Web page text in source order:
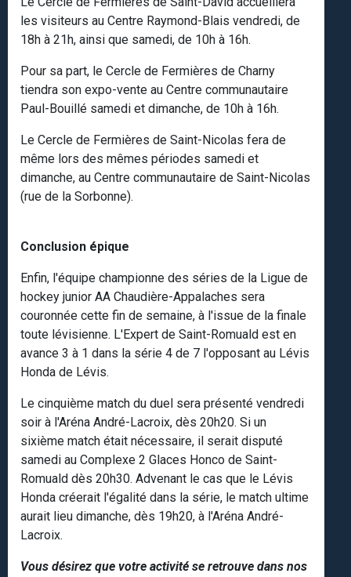
les visiteurs au Centre Raymond-Blais vendredi, de
18h à 21h, ainsi que samedi, de 10h à 16h.
Pour sa part, le Cercle de Fermières de Charny
tiendra son expo-vente au Centre communautaire
Paul-Bouillé samedi et dimanche, de 10h à 16h.
Le Cercle de Fermières de Saint-Nicolas fera de
même lors des mêmes périodes samedi et
dimanche, au Centre communautaire de Saint-Nicolas
(rue de la Sorbonne).
Conclusion épique
Enfin, l'équipe championne des séries de la Ligue de
hockey junior AA Chaudière-Appalaches sera
couronnée cette fin de semaine, à l'issue de la finale
toute lévisienne. L'Expert de Saint-Romuald est en
avance 3 à 1 dans la série 4 de 7 l'opposant au Lévis
Honda de Lévis.
Le cinquième match du duel sera présenté vendredi
soir à l'Aréna André-Lacroix, dès 20h20. Si un
sixième match était nécessaire, il serait disputé
samedi au Complexe 2 Glaces Honco de Saint-
Romuald dès 20h30. Advenant le cas que le Lévis
Honda créerait l'égalité dans la série, le match ultime
aurait lieu dimanche, dès 19h20, à l'Aréna André-
Lacroix.
Vous désirez que votre activité se retrouve dans nos